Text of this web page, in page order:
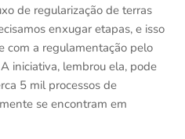
de regularização de terras
enxugar etapas, e isso
com a regulamentação pelo
iniciativa, lembrou ela, pode
5 mil processos de
se encontram em